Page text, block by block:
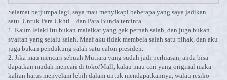
Selamat berjumpa lagi, saya mau menyikapi beberapa yang saya jadikan
satu. Untuk Para Ukhti... dan Para Bunda tercinta.
1. Kaum lelaki itu bukan malaikat yang gak pernah salah, dan juga bukan
syaitan yang selalu salah. Maaf aku tidak membela salah satu pihak, dan aku
juga bukan pendukung salah satu calon presiden.
2. Jika mau mencari sebuah Mutiara yang sudah jadi perhiasan, anda bisa
dapatkan mudah mencari di toko/Mall, kalau mau cari yang original maka
kalian harus menyelam lebih dalam untuk mendapatkannya, walau resiko